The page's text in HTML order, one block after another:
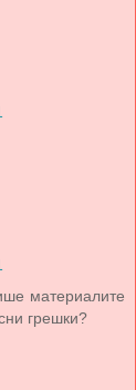
материалите
грешки?